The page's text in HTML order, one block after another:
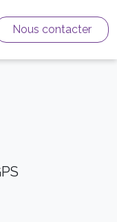
Nous contacter